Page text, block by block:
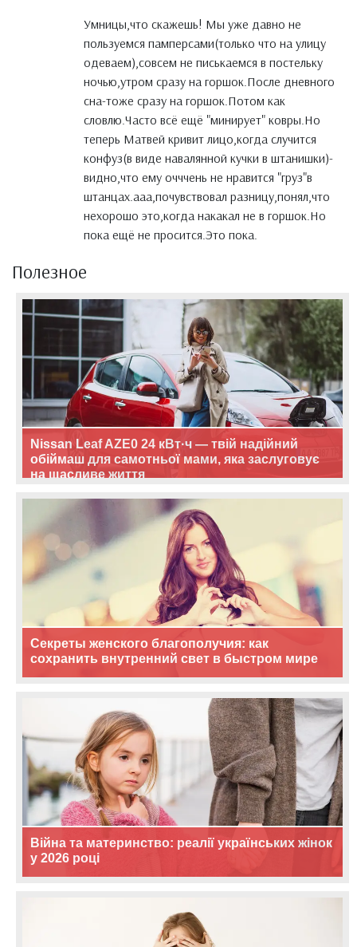
Умницы,что скажешь! Мы уже давно не
пользуемся памперсами(только что на улицу
одеваем),совсем не писькаемся в постельку
ночью,утром сразу на горшок.После дневного
сна-тоже сразу на горшок.Потом как
словлю.Часто всё ещё "минирует" ковры.Но
теперь Матвей кривит лицо,когда случится
конфуз(в виде навалянной кучки в штанишки)-
видно,что ему очччень не нравится "груз"в
штанцах.ааа,почувствовал разницу,понял,что
нехорошо это,когда накакал не в горшок.Но
пока ещё не просится.Это пока.
Полезное
Nissan Leaf AZE0 24 кВт·ч — твій надійний
обіймаш для самотньої мами, яка заслуговує
на щасливе життя
Секреты женского благополучия: как
сохранить внутренний свет в быстром мире
Війна та материнство: реалії українських жінок
у 2026 році